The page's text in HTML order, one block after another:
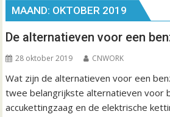
MAAND: OKTOBER 2019
De alternatieven voor een
28 oktober 2019 CNWORK
Wat zijn de alternatieven voor een
twee belangrijkste alternatieven voor
accukettingzaag en de elektrische